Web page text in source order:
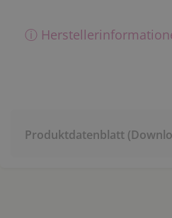
ⓘ
Produktdatenblatt